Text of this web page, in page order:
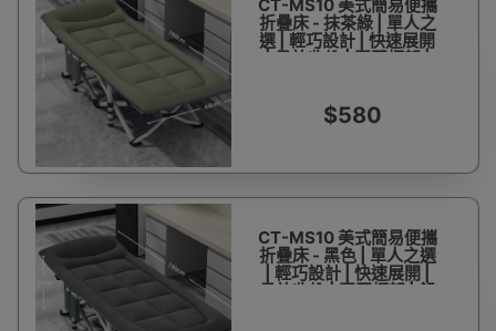
CT-MS10 美式簡易便攜
折疊床 - 抹茶綠 | 單人之
選 | 輕巧設計 | 快速展開
| 易於收納 | 堅固框架 |
$580
CT-MS10 美式簡易便攜
折疊床 - 黑色 | 單人之選
| 輕巧設計 | 快速展開 |
易於收納 | 堅固框架 | 舒